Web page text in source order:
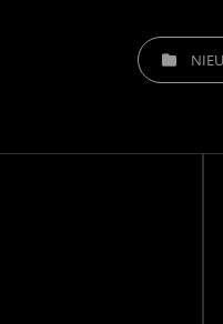
CATEGORIEËN